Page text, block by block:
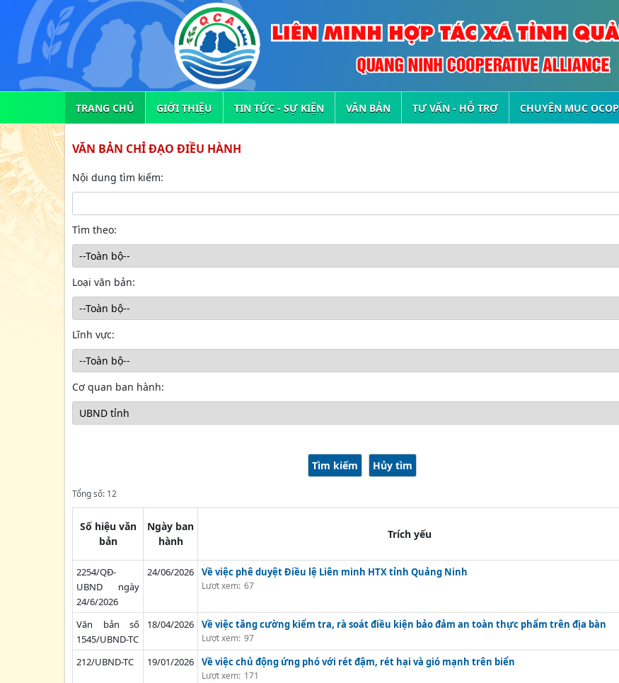
TRANG CHỦ GIỚI THIỆU TIN TỨC - SỰ KIỆN VĂN BẢN TƯ VẤN - HỖ TRỢ CHUYÊN MỤC OCOP
VĂN BẢN CHỈ ĐẠO ĐIỀU HÀNH
Nội dung tìm kiếm:
Tìm theo:
Loại văn bản:
Lĩnh vực:
Cơ quan ban hành:
Tổng số: 12
Số hiệu văn
bản
Ngày ban
hành
Trích yếu
2254/QĐ-
UBND ngày
24/6/2026
24/06/2026 Về việc phê duyệt Điều lệ Liên minh HTX tỉnh Quảng Ninh
Lượt xem: 67
Văn bản số
1545/UBND-TC
18/04/2026 Về việc tăng cường kiểm tra, rà soát điều kiện bảo đảm an toàn thực phẩm trên địa bàn
Lượt xem: 97
212/UBND-TC 19/01/2026 Về việc chủ động ứng phó với rét đậm, rét hại và gió mạnh trên biển
Lượt xem: 171